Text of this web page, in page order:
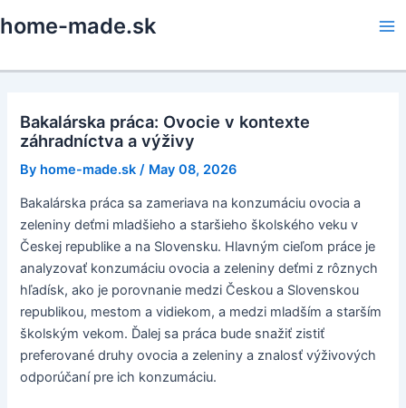
to
home-made.sk
Bakalárska práca: Ovocie v kontexte
záhradníctva a výživy
By home-made.sk / May 08, 2026
Bakalárska práca sa zameriava na konzumáciu ovocia a
zeleniny deťmi mladšieho a staršieho školského veku v
Českej republike a na Slovensku. Hlavným cieľom práce je
analyzovať konzumáciu ovocia a zeleniny deťmi z rôznych
hľadísk, ako je porovnanie medzi Českou a Slovenskou
republikou, mestom a vidiekom, a medzi mladším a starším
školským vekom. Ďalej sa práca bude snažiť zistiť
preferované druhy ovocia a zeleniny a znalosť výživových
odporúčaní pre ich konzumáciu.